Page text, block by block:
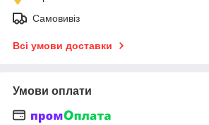
Самовивіз
Всі умови доставки
Умови оплати